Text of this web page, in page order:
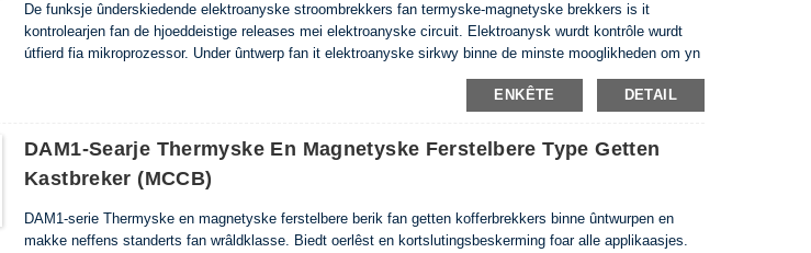
De funksje ûnderskiedende elektroanyske stroombrekkers fan termyske-magnetyske brekkers is it
kontrolearjen fan de hjoeddeistige releases mei elektroanyske circuit. Elektroanysk wurdt kontrôle wurdt
útfierd fia mikroprozessor. Under ûntwerp fan it elektroanyske sirkwy binne de minste mooglikheden om yn
'e operaasje tsjin te kommen, yn oerweging nommen. Yn hege streamings is direkte iepening garandeare
sûnder elektroanyske sirkwy te betsjinjen. Op dizze manier is de mooglikheid fan mislearring yn 'e
op ferskate tiidyntervallen (dei-nacht) kinne wurde nommen. Bewaarde en Instant iepeningsgebieten foar
oanpassing fan hjoeddeistige stream fan elektroanyske circuit breakers binne frij breed. Dizze funksje jout
kâns op breed gebrûk foar de breaker Fierder wurde elektroanyske circuit breakers net beynfloede fan
ENKÊTE DETAIL
DAM1-Searje Thermyske En Magnetyske Ferstelbere Type Getten
Kastbreker (MCCB)
DAM1-serie Thermyske en magnetyske ferstelbere berik fan getten kofferbrekkers binne ûntwurpen en
makke neffens standerts fan wrâldklasse. Biedt oerlêst en kortslutingsbeskerming foar alle applikaasjes.